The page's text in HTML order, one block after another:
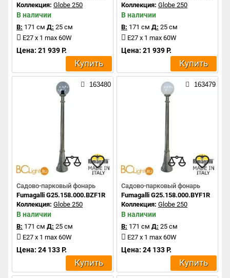
Коллекция: Globe 250
В наличии
В: 171 см Д: 25 см
E27 x 1 max 60W
Цена: 21 939 Р.
Купить
Коллекция: Globe 250
В наличии
В: 171 см Д: 25 см
E27 x 1 max 60W
Цена: 21 939 Р.
Купить
163480
Садово-парковый фонарь
Fumagalli G25.158.000.BZF1R
Коллекция: Globe 250
В наличии
В: 171 см Д: 25 см
E27 x 1 max 60W
Цена: 24 133 Р.
Купить
163479
Садово-парковый фонарь
Fumagalli G25.158.000.BYF1R
Коллекция: Globe 250
В наличии
В: 171 см Д: 25 см
E27 x 1 max 60W
Цена: 24 133 Р.
Купить